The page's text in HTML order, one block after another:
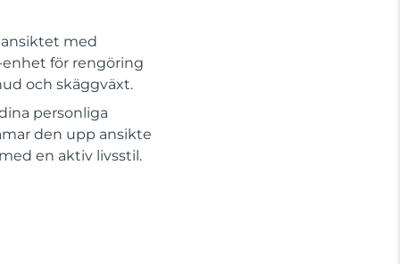
med
enhet för rengöring
och skäggväxt.
personliga
den upp ansikte
en aktiv livsstil.